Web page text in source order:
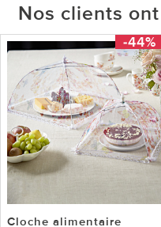
Nos clients
-44%
Cloche alimentaire